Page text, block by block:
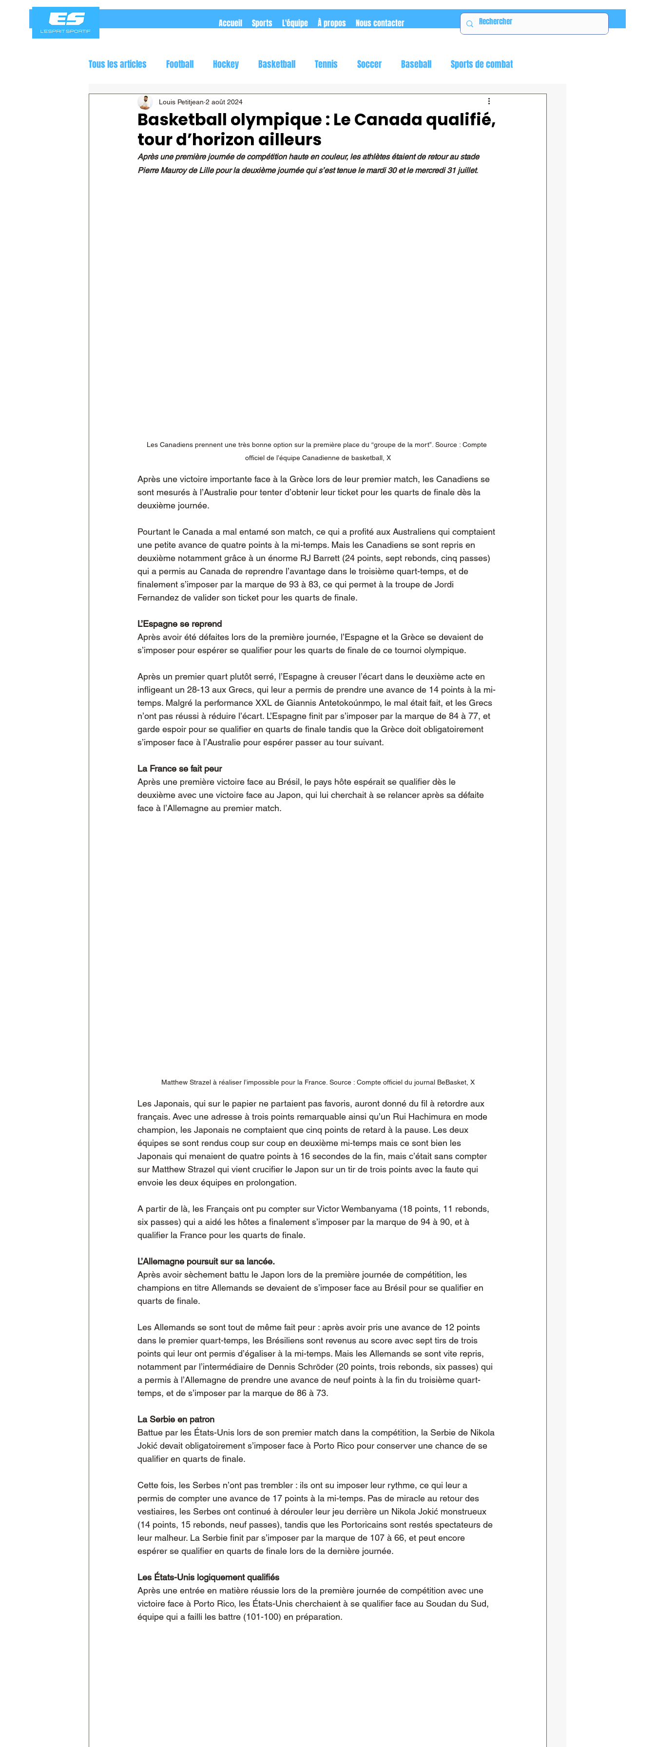
Accueil Sports L'équipe À propos Nous contacter
Tous les articles Football Hockey Basketball Tennis Soccer Baseball Sports de combat
Jeux olympiques Course automobile
Basketball olympique : Le Canada qualifié,
tour d’horizon ailleurs
Louis Petitjean 2 août 2024
Après une première journée de compétition haute en couleur, les athlètes étaient de retour au stade
Pierre Mauroy de Lille pour la deuxième journée qui s’est tenue le mardi 30 et le mercredi 31 juillet.
Les Canadiens prennent une très bonne option sur la première place du “groupe de la mort”. Source : Compte
officiel de l’équipe Canadienne de basketball, X
Après une victoire importante face à la Grèce lors de leur premier match, les Canadiens se
sont mesurés à l’Australie pour tenter d’obtenir leur ticket pour les quarts de finale dès la
deuxième journée.
Pourtant le Canada a mal entamé son match, ce qui a profité aux Australiens qui comptaient
une petite avance de quatre points à la mi-temps. Mais les Canadiens se sont repris en
deuxième notamment grâce à un énorme RJ Barrett (24 points, sept rebonds, cinq passes)
qui a permis au Canada de reprendre l’avantage dans le troisième quart-temps, et de
finalement s’imposer par la marque de 93 à 83, ce qui permet à la troupe de Jordi
Fernandez de valider son ticket pour les quarts de finale.
L’Espagne se reprend
Après avoir été défaites lors de la première journée, l’Espagne et la Grèce se devaient de
s’imposer pour espérer se qualifier pour les quarts de finale de ce tournoi olympique.
Après un premier quart plutôt serré, l’Espagne à creuser l’écart dans le deuxième acte en
infligeant un 28-13 aux Grecs, qui leur a permis de prendre une avance de 14 points à la mi-
temps. Malgré la performance XXL de Giannis Antetokoúnmpo, le mal était fait, et les Grecs
n’ont pas réussi à réduire l’écart. L’Espagne finit par s’imposer par la marque de 84 à 77, et
garde espoir pour se qualifier en quarts de finale tandis que la Grèce doit obligatoirement
s’imposer face à l’Australie pour espérer passer au tour suivant.
La France se fait peur
Après une première victoire face au Brésil, le pays hôte espérait se qualifier dès le
deuxième avec une victoire face au Japon, qui lui cherchait à se relancer après sa défaite
face à l’Allemagne au premier match.
Matthew Strazel à réaliser l’impossible pour la France. Source : Compte officiel du journal BeBasket, X
Les Japonais, qui sur le papier ne partaient pas favoris, auront donné du fil à retordre aux
français. Avec une adresse à trois points remarquable ainsi qu’un Rui Hachimura en mode
champion, les Japonais ne comptaient que cinq points de retard à la pause. Les deux
équipes se sont rendus coup sur coup en deuxième mi-temps mais ce sont bien les
Japonais qui menaient de quatre points à 16 secondes de la fin, mais c’était sans compter
sur Matthew Strazel qui vient crucifier le Japon sur un tir de trois points avec la faute qui
envoie les deux équipes en prolongation.
A partir de là, les Français ont pu compter sur Victor Wembanyama (18 points, 11 rebonds,
six passes) qui a aidé les hôtes a finalement s’imposer par la marque de 94 à 90, et à
qualifier la France pour les quarts de finale.
L’Allemagne poursuit sur sa lancée.
Après avoir sèchement battu le Japon lors de la première journée de compétition, les
champions en titre Allemands se devaient de s’imposer face au Brésil pour se qualifier en
quarts de finale.
Les Allemands se sont tout de même fait peur : après avoir pris une avance de 12 points
dans le premier quart-temps, les Brésiliens sont revenus au score avec sept tirs de trois
points qui leur ont permis d’égaliser à la mi-temps. Mais les Allemands se sont vite repris,
notamment par l’intermédiaire de Dennis Schröder (20 points, trois rebonds, six passes) qui
a permis à l’Allemagne de prendre une avance de neuf points à la fin du troisième quart-
temps, et de s’imposer par la marque de 86 à 73.
La Serbie en patron
Battue par les États-Unis lors de son premier match dans la compétition, la Serbie de Nikola
Jokić devait obligatoirement s’imposer face à Porto Rico pour conserver une chance de se
qualifier en quarts de finale.
Cette fois, les Serbes n’ont pas trembler : ils ont su imposer leur rythme, ce qui leur a
permis de compter une avance de 17 points à la mi-temps. Pas de miracle au retour des
vestiaires, les Serbes ont continué à dérouler leur jeu derrière un Nikola Jokić monstrueux
(14 points, 15 rebonds, neuf passes), tandis que les Portoricains sont restés spectateurs de
leur malheur. La Serbie finit par s’imposer par la marque de 107 à 66, et peut encore
espérer se qualifier en quarts de finale lors de la dernière journée.
Les États-Unis logiquement qualifiés
Après une entrée en matière réussie lors de la première journée de compétition avec une
victoire face à Porto Rico, les États-Unis cherchaient à se qualifier face au Soudan du Sud,
équipe qui a failli les battre (101-100) en préparation.